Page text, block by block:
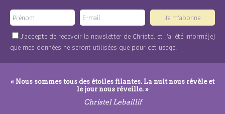
Je m'abonne
J'accepte de recevoir la newsletter de Christel et j'ai été informé(e)
que mes données ne seront utilisées que pour cet usage.
« Nous sommes tous des étoiles filantes. La nuit nous révèle et
le jour nous réveille. »
Christel Lebaillif